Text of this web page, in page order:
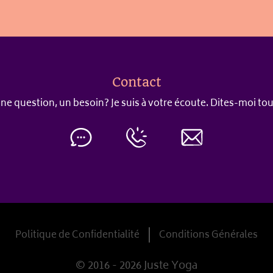
Contact
question, un besoin? Je suis à votre écoute. Dites-moi
Politique de Confidentialité Conditions Générales
© 2016 - 2026 Juste Yoga